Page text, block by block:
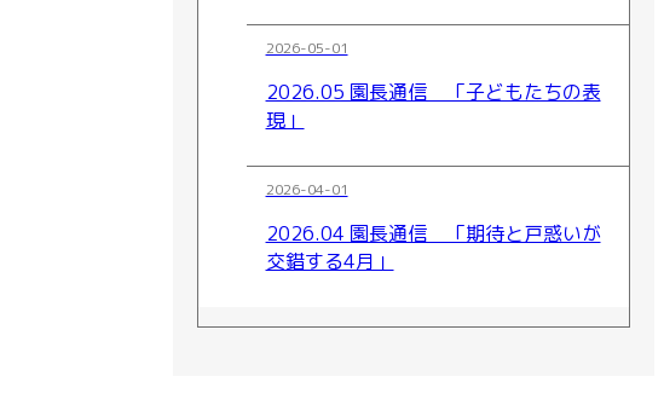
2026-05-01
2026.05 園長通信 「子どもたちの表
現」
2026-04-01
2026.04 園長通信 「期待と戸惑いが
交錯する4月」